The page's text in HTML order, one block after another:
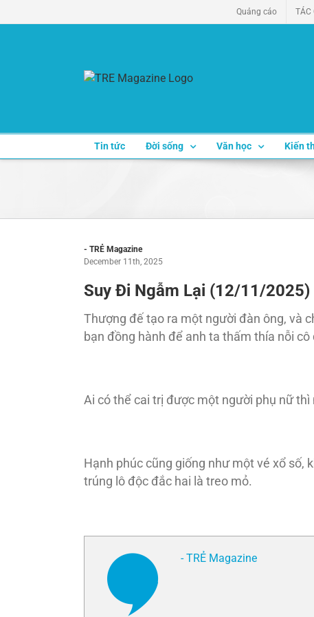
to
Quảng cáo TÁC
Tin tức Đời sống Văn học Kiến
- TRẺ Magazine
December 11th, 2025
Suy Đi Ngẫm Lại (12/11/2025)
Thượng đế tạo ra một người đàn ông, và
bạn đồng hành để anh ta thấm thía nỗi
Ai có thể cai trị được một người phụ nữ
Hạnh phúc cũng giống như một vé xổ số,
trúng lô độc đắc hai là treo mỏ.
- TRẺ Magazine